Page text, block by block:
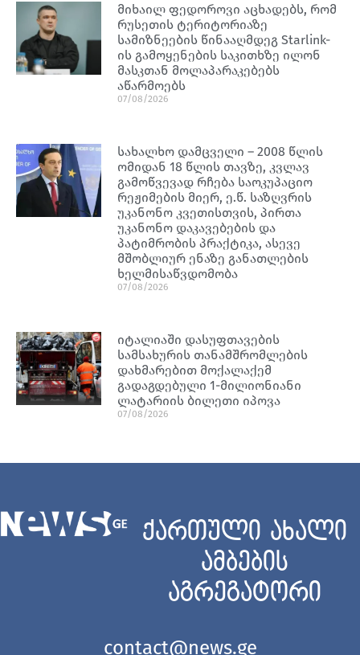
მიხაილ ფედოროვი აცხადებს, რომ
რუსეთის ტერიტორიაზე
სამიზნეების წინააღმდეგ Starlink-
ის გამოყენების საკითხზე ილონ
მასკთან მოლაპარაკებებს
აწარმოებს
07/08/2026
სახალხო დამცველი – 2008 წლის
ომიდან 18 წლის თავზე, კვლავ
გამოწვევად რჩება საოკუპაციო
რეჟიმების მიერ, ე.წ. საზღვრის
უკანონო კვეთისთვის, პირთა
უკანონო დაკავებების და
პატიმრობის პრაქტიკა, ასევე
მშობლიურ ენაზე განათლების
ხელმისაწვდომობა
07/08/2026
იტალიაში დასუფთავების
სამსახურის თანამშრომლების
დახმარებით მოქალაქემ
გადაგდებული 1-მილიონიანი
ლატარიის ბილეთი იპოვა
07/08/2026
ქართული ახალი
ამბების
აგრეგატორი
contact@news.ge